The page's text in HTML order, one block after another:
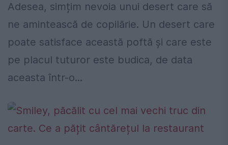
Adesea, simțim nevoia unui desert care să
ne amintească de copilărie. Un desert care
poate satisface această poftă și care este
pe placul tuturor este budica, de data
aceasta într-o...